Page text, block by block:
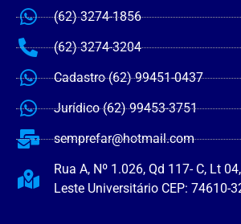
(62) 3274-1856
(62) 3274-3204
Cadastro (62) 99451-0437
Jurídico (62) 99453-3751
semprefar@hotmail.com
Rua A, Nº 1.026, Qd 117- C, Lt
Leste Universitário CEP: 74610-